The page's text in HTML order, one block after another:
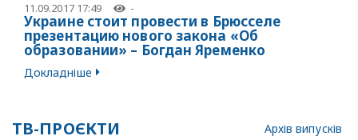
11.09.2017 17:49 -
Украине стоит провести в Брюсселе
презентацию нового закона «Об
образовании» – Богдан Яременко
Докладніше
ТВ-ПРОЄКТИ Архів випусків